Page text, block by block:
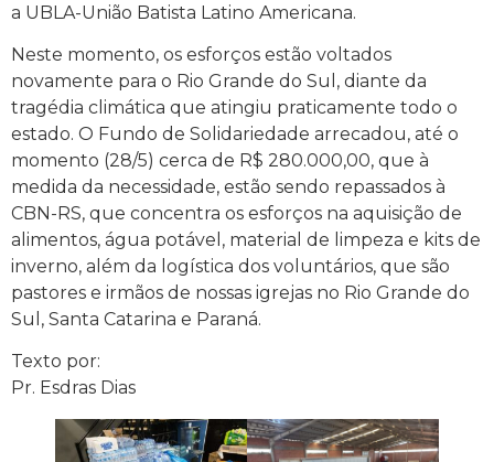
a UBLA-União Batista Latino Americana.
Neste momento, os esforços estão voltados
novamente para o Rio Grande do Sul, diante da
tragédia climática que atingiu praticamente todo o
estado. O Fundo de Solidariedade arrecadou, até o
momento (28/5) cerca de R$ 280.000,00, que à
medida da necessidade, estão sendo repassados à
CBN-RS, que concentra os esforços na aquisição de
alimentos, água potável, material de limpeza e kits de
inverno, além da logística dos voluntários, que são
pastores e irmãos de nossas igrejas no Rio Grande do
Sul, Santa Catarina e Paraná.
Texto por:
Pr. Esdras Dias